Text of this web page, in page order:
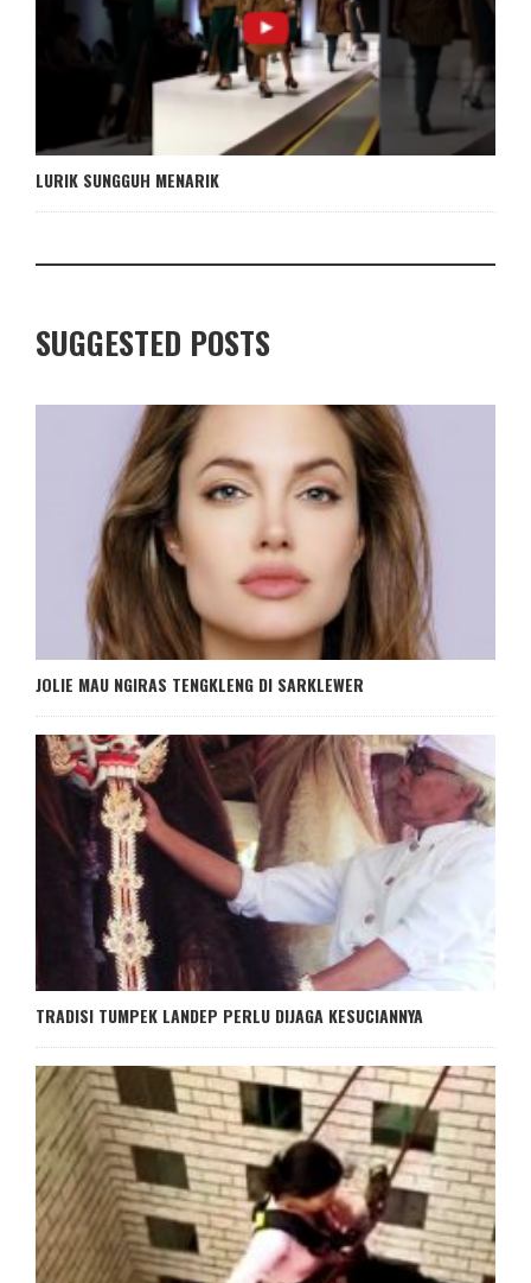
LURIK SUNGGUH MENARIK
SUGGESTED POSTS
JOLIE MAU NGIRAS TENGKLENG DI SARKLEWER
TRADISI TUMPEK LANDEP PERLU DIJAGA KESUCIANNYA